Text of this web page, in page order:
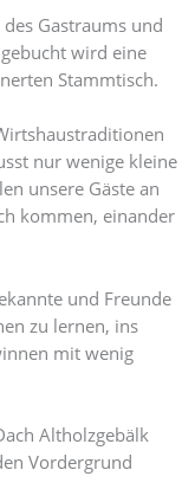
Gastraums und
wird eine
Stammtisch.
nur wenige kleine
unsere Gäste an
kommen, einander
und Freunde
zu lernen, ins
mit wenig
Altholzgebälk
Vordergrund